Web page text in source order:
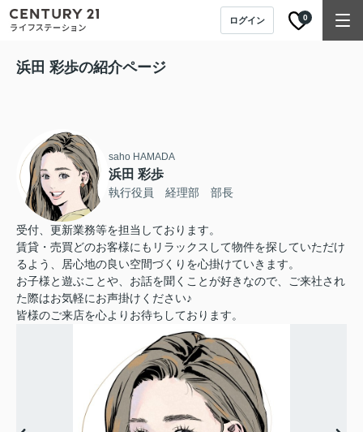
ログイン 0
浜田 彩歩の紹介ページ
saho HAMADA
浜田 彩歩
執行役員 経理部 部長
受付、更新業務等を担当しております。
賃貸・売買どのお客様にもリラックスして物件を探していただけ
るよう、居心地の良い空間づくりを心掛けていきます。
お子様と遊ぶことや、お話を聞くことが好きなので、ご来社され
た際はお気軽にお声掛けください♪
皆様のご来店を心よりお待ちしております。